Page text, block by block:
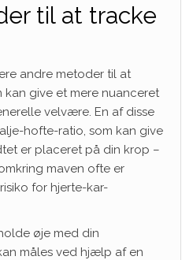
til at tracke
andre metoder til at
kan give et mere nuanceret
velvære. En af disse
hofte-ratio, som kan give
er placeret på din krop –
maven ofte er
for hjerte-kar-
øje med din
måles ved hjælp af en